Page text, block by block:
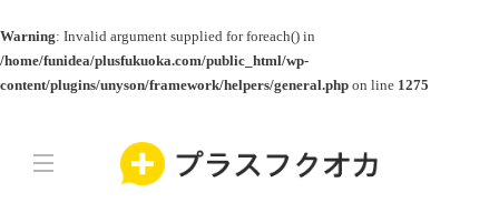
Warning: Invalid argument supplied for foreach() in
/home/funidea/plusfukuoka.com/public_html/wp-
content/plugins/unyson/framework/helpers/general.php on line 1275